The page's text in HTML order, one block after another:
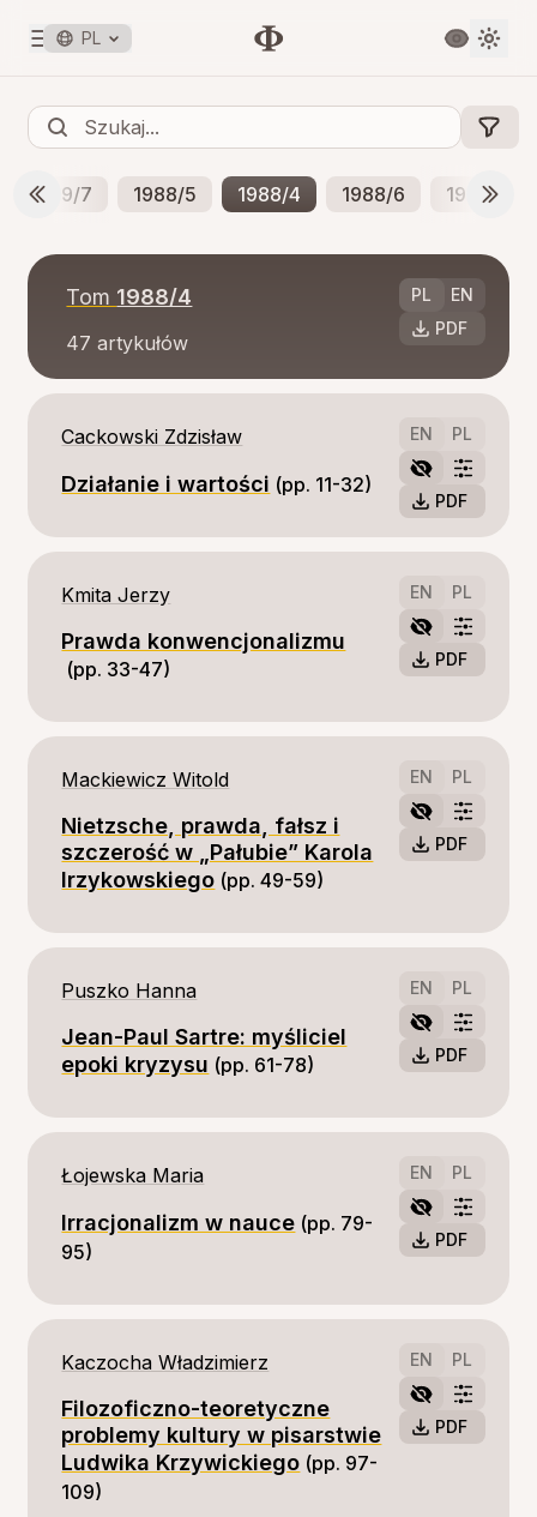
PL
1989/7 1988/5 1988/4 1988/6 1987/3
PL
EN
PDF
Tom 1988/4
47 artykułów
EN PL
PDF
Cackowski Zdzisław
Działanie i wartości (pp. 11-32)
EN PL
PDF
Kmita Jerzy
Prawda konwencjonalizmu
(pp. 33-47)
EN PL
PDF
Mackiewicz Witold
Nietzsche, prawda, fałsz i
szczerość w „Pałubie” Karola
Irzykowskiego (pp. 49-59)
EN PL
PDF
Puszko Hanna
Jean-Paul Sartre: myśliciel
epoki kryzysu (pp. 61-78)
EN PL
PDF
Łojewska Maria
Irracjonalizm w nauce (pp. 79-
95)
EN PL
PDF
Kaczocha Władzimierz
Filozoficzno-teoretyczne
problemy kultury w pisarstwie
Ludwika Krzywickiego (pp. 97-
109)